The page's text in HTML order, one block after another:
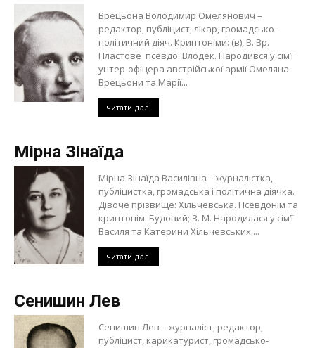
Врецьона Володимир Омелянович –
редактор, публіцист, лікар, громадсько-
політичний діяч. Криптоніми: (в), В. Вр.
Пластове псевдо: Влодек. Народився у сім’ї
унтер-офіцера австрійської армії Омеляна
Врецьони та Марії...
читати далі
Мірна Зінаїда
Мірна Зінаїда Василівна – журналістка,
публіцистка, громадська і політична діячка.
Дівоче прізвище: Хільчевська. Псевдонім та
криптонім: Будовий; З. М. Народилася у сім’ї
Василя та Катерини Хільчевських....
читати далі
Сенишин Лев
Сенишин Лев – журналіст, редактор,
публіцист, карикатурист, громадсько-